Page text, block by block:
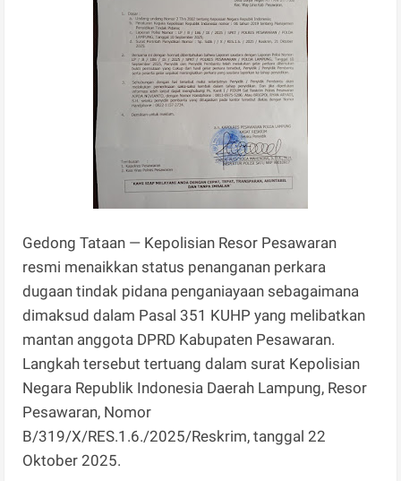
Gedong Tataan — Kepolisian Resor Pesawaran
resmi menaikkan status penanganan perkara
dugaan tindak pidana penganiayaan sebagaimana
dimaksud dalam Pasal 351 KUHP yang melibatkan
mantan anggota DPRD Kabupaten Pesawaran.
Langkah tersebut tertuang dalam surat Kepolisian
Negara Republik Indonesia Daerah Lampung, Resor
Pesawaran, Nomor
B/319/X/RES.1.6./2025/Reskrim, tanggal 22
Oktober 2025.